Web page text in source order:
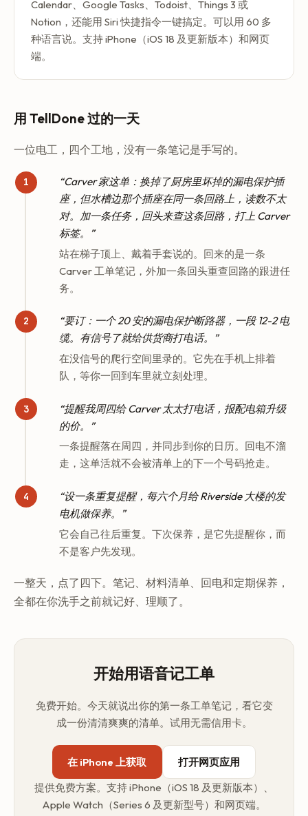
Calendar、Google Tasks、Todoist、Things 3 或
Notion，还能用 Siri 快捷指令一键搞定。可以用 60 多
种语言说。支持 iPhone（iOS 18 及更新版本）和网页
端。
用 TellDone 过的一天
一位电工，四个工地，没有一条笔记是手写的。
“Carver 家这单：换掉了厨房里坏掉的漏电保护插
座，但水槽边那个插座在同一条回路上，读数不太
对。加一条任务，回头来查这条回路，打上 Carver
标签。”
站在梯子顶上、戴着手套说的。回来的是一条
Carver 工单笔记，外加一条回头重查回路的跟进任
务。
“要订：一个 20 安的漏电保护断路器，一段 12-2 电
缆。有信号了就给供货商打电话。”
在没信号的爬行空间里录的。它先在手机上排着
队，等你一回到车里就立刻处理。
“提醒我周四给 Carver 太太打电话，报配电箱升级
的价。”
一条提醒落在周四，并同步到你的日历。回电不溜
走，这单活就不会被清单上的下一个号码抢走。
“设一条重复提醒，每六个月给 Riverside 大楼的发
电机做保养。”
它会自己往后重复。下次保养，是它先提醒你，而
不是客户先发现。
一整天，点了四下。笔记、材料清单、回电和定期保养，
全都在你洗手之前就记好、理顺了。
开始用语音记工单
免费开始。今天就说出你的第一条工单笔记，看它变
成一份清清爽爽的清单。试用无需信用卡。
在 iPhone 上获取
打开网页应用
提供免费方案。支持 iPhone（iOS 18 及更新版本）、
Apple Watch（Series 6 及更新型号）和网页端。